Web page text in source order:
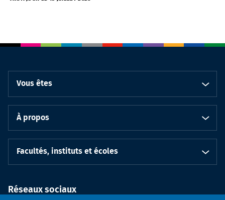
Vous êtes
À propos
Facultés, instituts et écoles
Réseaux sociaux